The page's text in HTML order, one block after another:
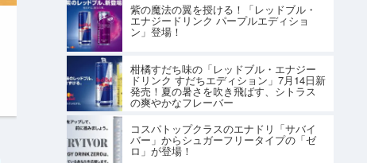
紫の魔法の翼を授ける！「レッドブル・
エナジードリンク パープルエディショ
ン」登場！
柑橘すだち味の「レッドブル・エナジー
ドリンク すだちエディション」7月14日新
発売！夏の暑さを吹き飛ばす、シトラス
の爽やかなフレーバー
コスパトップクラスのエナドリ「サバイ
バー」からシュガーフリータイプの「ゼ
ロ」が登場！